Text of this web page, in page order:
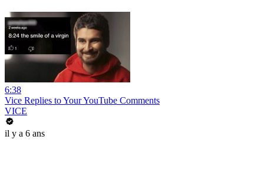
6:38
Vice Replies to Your YouTube Comments
VICE
il y a 6 ans